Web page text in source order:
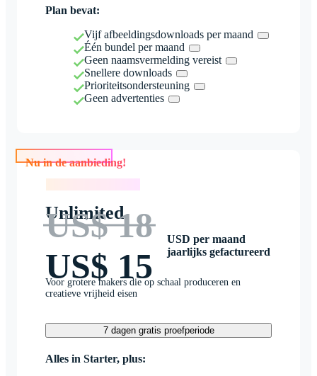
Plan bevat:
Vijf afbeeldingsdownloads per maand
Één bundel per maand
Geen naamsvermelding vereist
Snellere downloads
Prioriteitsondersteuning
Geen advertenties
Nu in de aanbieding!
Unlimited
US$ 18
US$ 15
USD per maand
jaarlijks gefactureerd
Voor grotere makers die op schaal produceren en
creatieve vrijheid eisen
7 dagen gratis proefperiode
Alles in Starter, plus: